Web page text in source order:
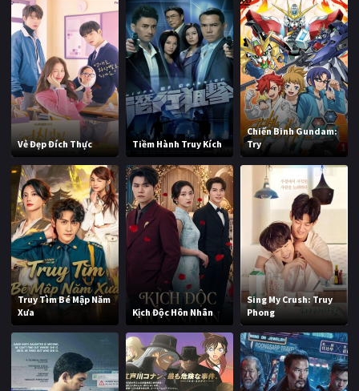
Vẻ Đẹp Đích Thực Tiềm Hành Truy Kích
Chiến Binh Gundam:
Try
Truy Tìm Bé Mập Năm
Xưa
Kịch Độc Hôn Nhân
Sing My Crush: Truy
Phong